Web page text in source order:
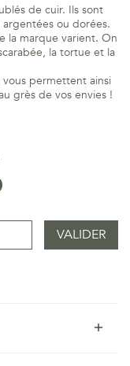
de cuir. Ils sont
ou dorées.
la marque varient. On
la tortue et la
permettent ainsi
grès de vos envies !